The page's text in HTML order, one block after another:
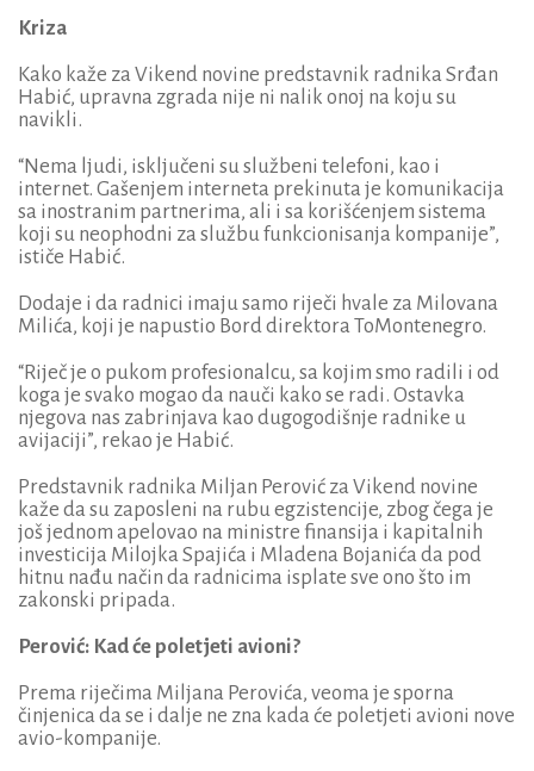
Kriza
Kako kaže za Vikend novine predstavnik radnika Srđan
Habić, upravna zgrada nije ni nalik onoj na koju su
navikli.
“Nema ljudi, isključeni su službeni telefoni, kao i
internet. Gašenjem interneta prekinuta je komunikacija
sa inostranim partnerima, ali i sa korišćenjem sistema
koji su neophodni za službu funkcionisanja kompanije”,
ističe Habić.
Dodaje i da radnici imaju samo riječi hvale za Milovana
Milića, koji je napustio Bord direktora ToMontenegro.
“Riječ je o pukom profesionalcu, sa kojim smo radili i od
koga je svako mogao da nauči kako se radi. Ostavka
njegova nas zabrinjava kao dugogodišnje radnike u
avijaciji”, rekao je Habić.
Predstavnik radnika Miljan Perović za Vikend novine
kaže da su zaposleni na rubu egzistencije, zbog čega je
još jednom apelovao na ministre finansija i kapitalnih
investicija Milojka Spajića i Mladena Bojanića da pod
hitnu nađu način da radnicima isplate sve ono što im
zakonski pripada.
Perović: Kad će poletjeti avioni?
Prema riječima Miljana Perovića, veoma je sporna
činjenica da se i dalje ne zna kada će poletjeti avioni nove
avio-kompanije.